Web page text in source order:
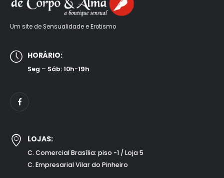
Um site de Sensualidade e Erotismo
HORÁRIO:
Seg – Sáb: 10h-19h
LOJAS:
C. Comercial Brasília: piso -1 / Loja 5
C. Empresarial Vilar do Pinheiro